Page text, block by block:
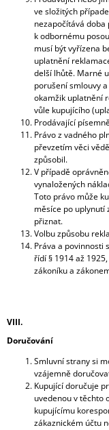
ve složitých
nezapočítává
k odbornému
musí být vyřízena
uplatnění
delší lhůtě. Marné
porušení smlouvy
okamžik uplatnění
vůle kupujícího
Prodávající
Právo z vadného
převzetím věci
způsobil.
V případě
vynaložených
Toto právo může
měsíce po uplynutí
přiznat.
Volbu způsobu
Práva a povinnosti
řídí § 1914 až
zákoníku a
VIII.
Doručování
Smluvní strany si
vzájemně
Kupující doručuje
uvedenou v těchto
kupujícímu
zákaznickém účtu